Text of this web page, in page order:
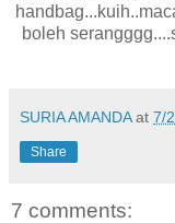
boleh
SURIA AMANDA at 7/
Share
7 comments: